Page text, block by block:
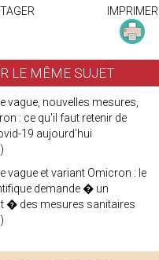
IMPRIMER
LE MÊME SUJET
vague, nouvelles mesures,
: ce qu'il faut retenir de
19 aujourd'hui
vague et variant Omicron : le
demande � un
� des mesures sanitaires